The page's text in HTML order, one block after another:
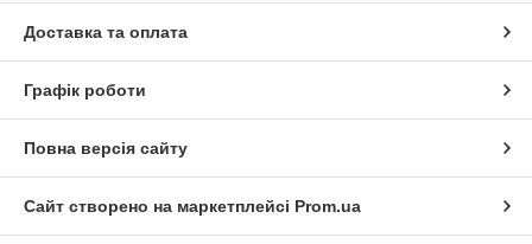
Доставка та оплата
Графік роботи
Повна версія сайту
Сайт створено на маркетплейсі Prom.ua